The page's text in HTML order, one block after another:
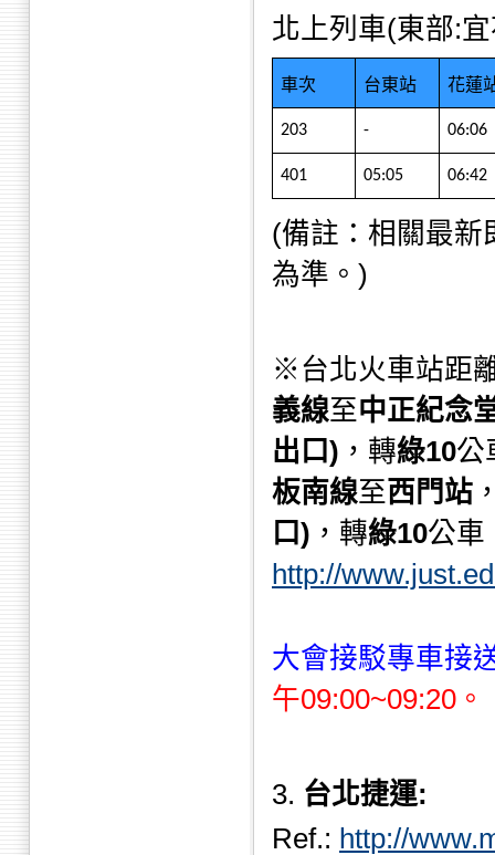
北上列車(東部:
車次 台東站 花蓮
203 - 06:06
401 05:05 06:42
(備註：相關最新
為準。)
※台北火車站距
義線至中正紀念
出口) ，轉綠10公
板南線至西門站
口) ，轉綠10公車
http://
大會接駁專車接
午09:00~09:20。
3. 台北捷運:
Ref.: http://